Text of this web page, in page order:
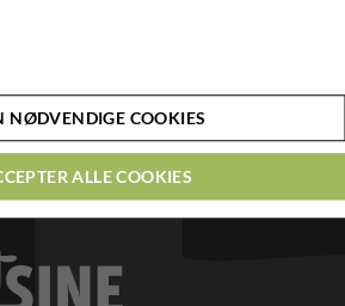
NØDVENDIGE COOKIES
ALLE COOKIES